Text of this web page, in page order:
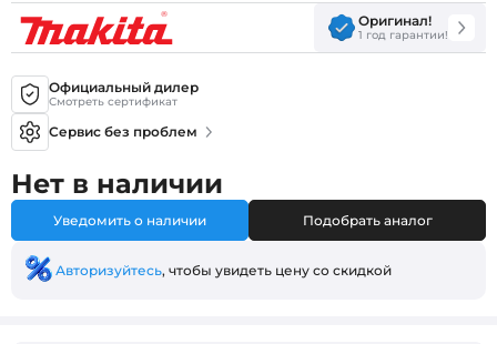
Оригинал!
1 год гарантии!
Официальный дилер
Смотреть сертификат
Сервис без проблем
Нет в наличии
Уведомить о наличии Подобрать аналог
Авторизуйтесь, чтобы увидеть цену со скидкой